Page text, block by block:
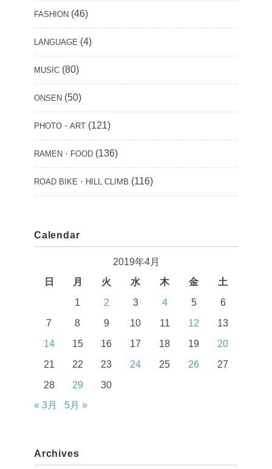
FASHION (46)
LANGUAGE (4)
MUSIC (80)
ONSEN (50)
PHOTO・ART (121)
RAMEN・FOOD (136)
ROAD BIKE・HILL CLIMB (116)
Calendar
2019年4月
日
月 火 水 木 金
土
1
2 3 4 5
6
7
8 9 10 11 12
13
14
15 16 17 18 19
20
21
22 23 24 25 26
27
28
29
30
« 3月
5月 »
Archives